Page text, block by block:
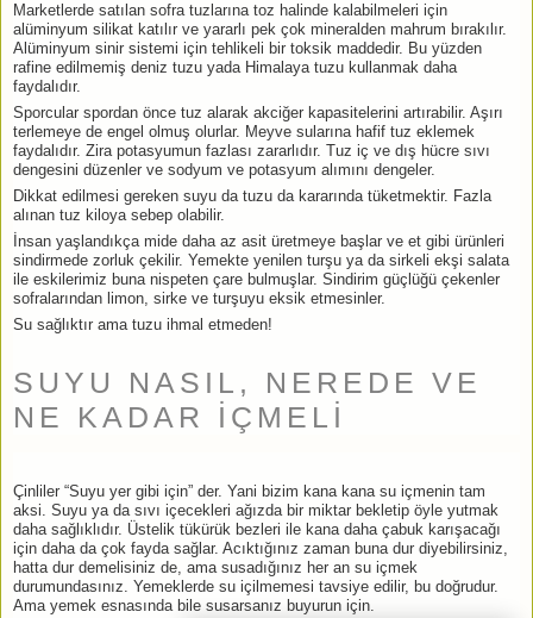
Marketlerde satılan sofra tuzlarına toz halinde kalabilmeleri için
alüminyum silikat katılır ve yararlı pek çok mineralden mahrum bırakılır.
Alüminyum sinir sistemi için tehlikeli bir toksik maddedir. Bu yüzden
rafine edilmemiş deniz tuzu yada Himalaya tuzu kullanmak daha
faydalıdır.
Sporcular spordan önce tuz alarak akciğer kapasitelerini artırabilir. Aşırı
terlemeye de engel olmuş olurlar. Meyve sularına hafif tuz eklemek
faydalıdır. Zira potasyumun fazlası zararlıdır. Tuz iç ve dış hücre sıvı
dengesini düzenler ve sodyum ve potasyum alımını dengeler.
Dikkat edilmesi gereken suyu da tuzu da kararında tüketmektir. Fazla
alınan tuz kiloya sebep olabilir.
İnsan yaşlandıkça mide daha az asit üretmeye başlar ve et gibi ürünleri
sindirmede zorluk çekilir. Yemekte yenilen turşu ya da sirkeli ekşi salata
ile eskilerimiz buna nispeten çare bulmuşlar. Sindirim güçlüğü çekenler
sofralarından limon, sirke ve turşuyu eksik etmesinler.
Su sağlıktır ama tuzu ihmal etmeden!
SUYU NASIL, NEREDE VE
NE KADAR İÇMELİ
Çinliler “Suyu yer gibi için” der. Yani bizim kana kana su içmenin tam
aksi. Suyu ya da sıvı içecekleri ağızda bir miktar bekletip öyle yutmak
daha sağlıklıdır. Üstelik tükürük bezleri ile kana daha çabuk karışacağı
için daha da çok fayda sağlar. Acıktığınız zaman buna dur diyebilirsiniz,
hatta dur demelisiniz de, ama susadığınız her an su içmek
durumundasınız. Yemeklerde su içilmemesi tavsiye edilir, bu doğrudur.
Ama yemek esnasında bile susarsanız buyurun için.